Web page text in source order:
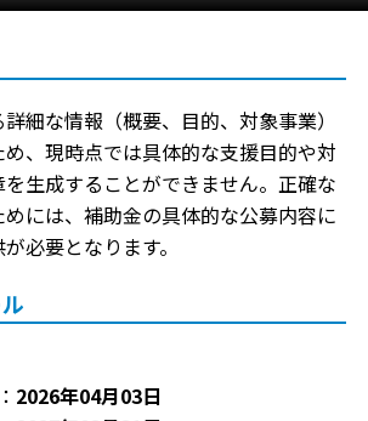
細な情報（概要、目的、対象事業）
、現時点では具体的な支援目的や対
生成することができません。正確な
には、補助金の具体的な公募内容に
必要となります。
2026年04月03日